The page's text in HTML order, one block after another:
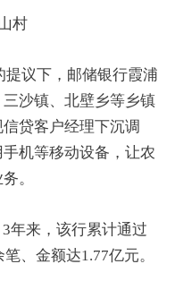
村
提议下，邮储银行霞浦
沙镇、北壁乡等乡镇
贷客户经理下沉调
机等移动设备，让农
。
年来，该行累计通过
、金额达1.77亿元。